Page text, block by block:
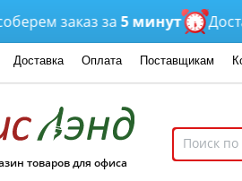
заказ за5 минут Доставка
Доставка Оплата Поставщикам
товаров для офиса